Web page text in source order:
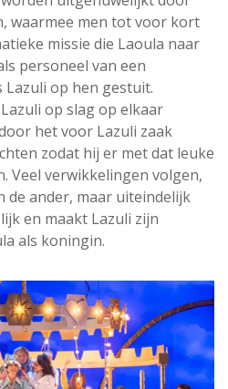
waarmee men tot voor kort
missie die Laoula naar
personeel van een
op hen gestuit.
op slag op elkaar
het voor Lazuli zaak
zodat hij er met dat leuke
Veel verwikkelingen volgen,
de ander, maar uiteindelijk
en maakt Lazuli zijn
als koningin.